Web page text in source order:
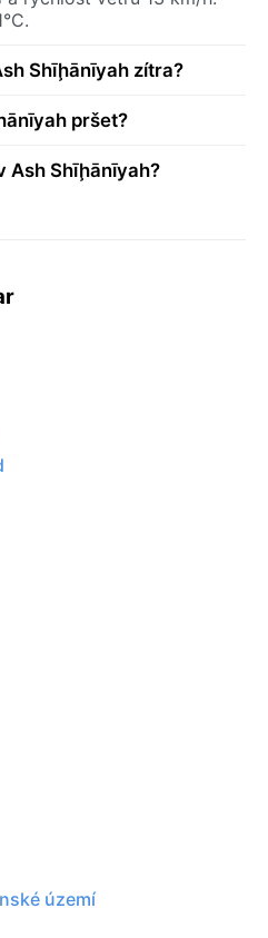
Shīḩānīyah zítra?
pršet?
Ash Shīḩānīyah?
území